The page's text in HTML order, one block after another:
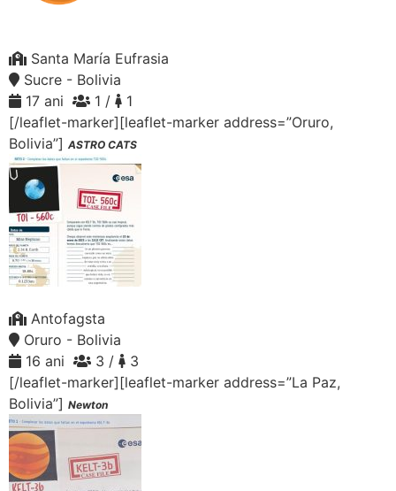
Santa María Eufrasia
Sucre - Bolivia
17 ani
1 /
1
[/leaflet-marker][leaflet-marker address=”Oruro,
Bolivia”] ASTRO CATS
Antofagsta
Oruro - Bolivia
16 ani
3 /
3
[/leaflet-marker][leaflet-marker address=”La Paz,
Bolivia”] Newton